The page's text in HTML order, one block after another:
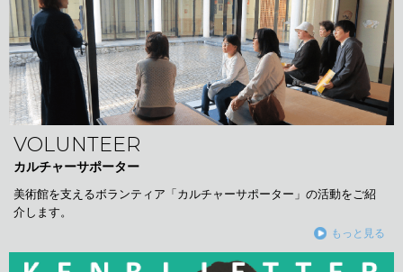
VOLUNTEER
カルチャーサポーター
美術館を支えるボランティア「カルチャーサポーター」の活動をご紹
介します。
もっと見る